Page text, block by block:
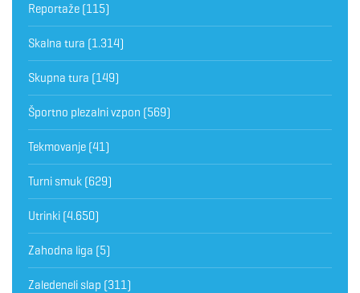
Reportaže (115)
Skalna tura (1.314)
Skupna tura (149)
Športno plezalni vzpon (569)
Tekmovanje (41)
Turni smuk (629)
Utrinki (4.650)
Zahodna liga (5)
Zaledeneli slap (311)